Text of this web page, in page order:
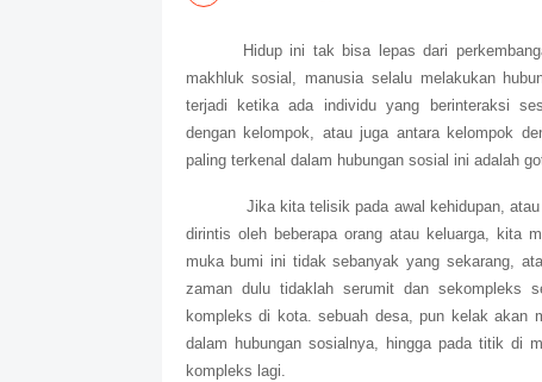
Hidup ini tak bisa l epas dari
makhluk sosial, manusia selalu melakukan
terjadi ketika ada individu yang berinteraksi
dengan kelompok, atau juga antara kelompok
paling terkenal dalam hubungan sosial ini adalah
Jika kita telisik pada awal kehidupan, atau
dirintis oleh beberapa orang atau keluarga, kita
muka bumi ini tidak sebanyak yang sekarang,
zaman dulu tidaklah serumit dan sekompleks
kompleks di kota. sebuah desa, pun kelak akan
dalam hubungan sosialnya, hingga pada titik di
kompleks lagi.